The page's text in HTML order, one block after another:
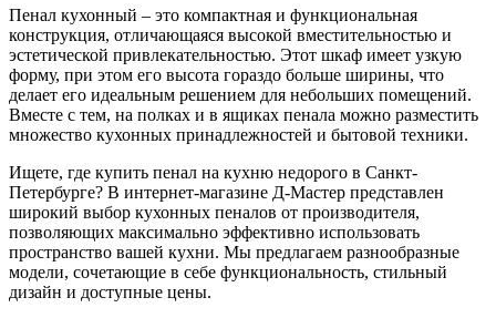
Пенал кухонный – это компактная и функциональная
конструкция, отличающаяся высокой вместительностью и
эстетической привлекательностью. Этот шкаф имеет узкую
форму, при этом его высота гораздо больше ширины, что
делает его идеальным решением для небольших помещений.
Вместе с тем, на полках и в ящиках пенала можно разместить
множество кухонных принадлежностей и бытовой техники.
Ищете, где купить пенал на кухню недорого в Санкт-
Петербурге? В интернет-магазине Д-Мастер представлен
широкий выбор кухонных пеналов от производителя,
позволяющих максимально эффективно использовать
пространство вашей кухни. Мы предлагаем разнообразные
модели, сочетающие в себе функциональность, стильный
дизайн и доступные цены.